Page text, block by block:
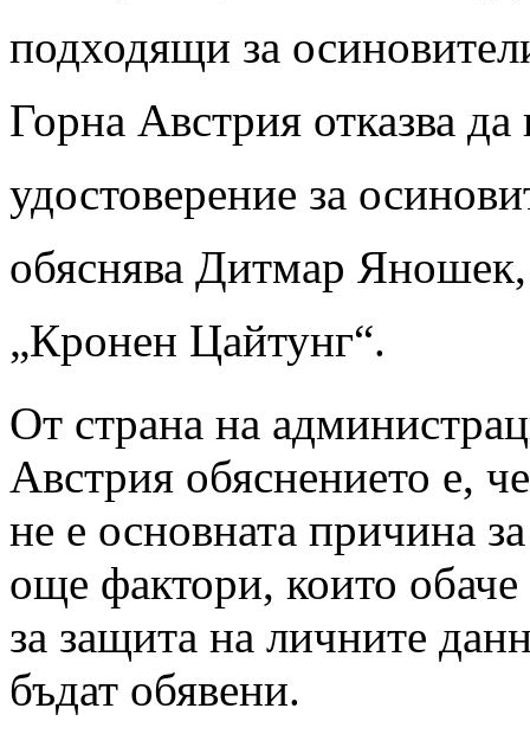
подходящи за
Горна Австрия отказва да
удостоверение за
обяснява Дитмар
„Кронен Цайтунг“.
От страна на
Австрия обяснението е,
не е основната причина
още фактори, които обаче
за защита на личните
бъдат обявени.